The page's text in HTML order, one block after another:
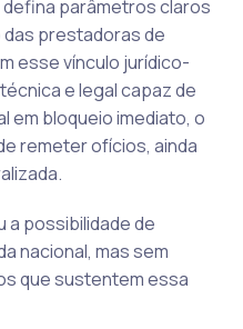
parâmetros claros
prestadoras de
esse vínculo jurídico-
e legal capaz de
em bloqueio imediato, o
remeter ofícios, ainda
a possibilidade de
nacional, mas sem
que sustentem essa